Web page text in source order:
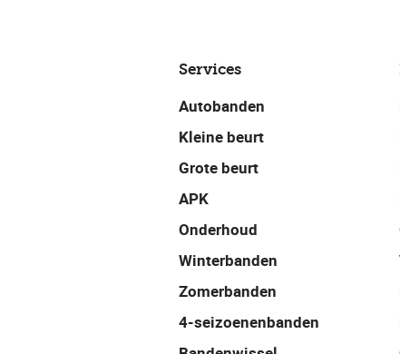
Services
Autobanden
Kleine beurt
Grote beurt
APK
Onderhoud
Winterbanden
Zomerbanden
4-seizoenenbanden